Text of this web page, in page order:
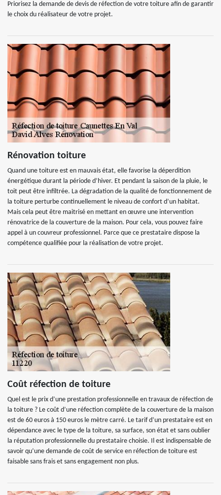
Priorisez la demande de devis de réfection de votre toiture afin de garantir
le choix du réalisateur de votre projet.
Rénovation toiture
Quand une toiture est en mauvais état, elle favorise la déperdition
énergétique durant la période d’hiver. Et pendant la saison de la pluie, le
toit peut être infiltrée. La dégradation de la qualité de fonctionnement de
la toiture perturbe continuellement le niveau de confort d’un habitat.
Mais cela peut être maitrisé en mettant en œuvre une intervention
rénovatrice de la couverture de la maison. Pour cela, vous pouvez faire
appel à un couvreur professionnel. Parce que ce prestataire dispose la
compétence qualifiée pour la réalisation de votre projet.
Coût réfection de toiture
Quel est le prix d’une prestation professionnelle en travaux de réfection de
la toiture ? Le coût d’une réfection complète de la couverture de la maison
est de 60 euros à 150 euros le mètre carré. Le tarif d’un prestataire est en
dépendance avec le type de la toiture, sa surface, son état et sans oublier
la réputation professionnelle du prestataire choisie. Il est indispensable de
savoir qu’une demande de coût de service en réfection de toiture est
faisable sans frais et sans engagement non plus.